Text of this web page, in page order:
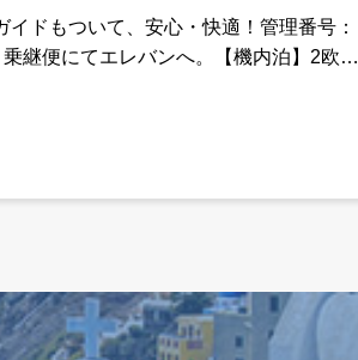
ドもついて、安心・快適！管理番号：
継便にてエレバンへ。【機内泊】2欧州